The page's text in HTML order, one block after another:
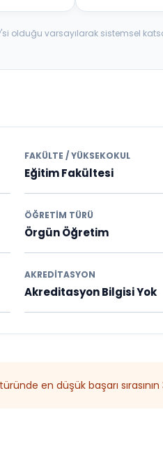
olduğu varsayılarak sistemsel
FAKÜLTE / YÜKSEKOKUL
Eğitim Fakültesi
ÖĞRETIM TÜRÜ
Örgün Öğretim
AKREDITASYON
Akreditasyon Bilgisi Yok
en düşük başarı